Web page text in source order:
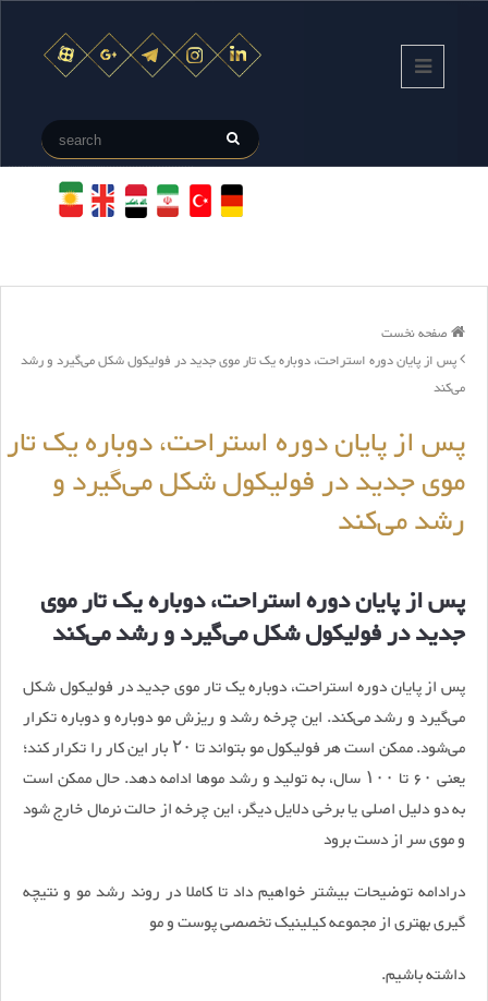
صفحه نخست
پس از پایان دوره استراحت، دوباره یک تار موی جدید در فولیکول شکل می‌گیرد و رشد
می‌کند
پس از پایان دوره استراحت، دوباره یک تار
موی جدید در فولیکول شکل می‌گیرد و
رشد می‌کند
پس از پایان دوره استراحت، دوباره یک تار موی
جدید در فولیکول شکل می‌گیرد و رشد می‌کند
پس از پایان دوره استراحت، دوباره یک تار موی جدید در فولیکول شکل
می‌گیرد و رشد می‌کند. این چرخه رشد و ریزش مو دوباره و دوباره تکرار
می‌شود. ممکن است هر فولیکول مو بتواند تا ۲۰ بار این کار را تکرار کند؛
یعنی ۶۰ تا ۱۰۰ سال، به تولید و رشد موها ادامه دهد. حال ممکن است
به دو دلیل اصلی یا برخی دلایل دیگر، این چرخه از حالت نرمال خارج شود
و موی سر از دست برود
درادامه توضیحات بیشتر خواهیم داد تا کاملا در روند رشد مو و نتیچه
گیری بهتری از مجموعه کیلینیک تخصصی پوست و مو
داشته باشیم.